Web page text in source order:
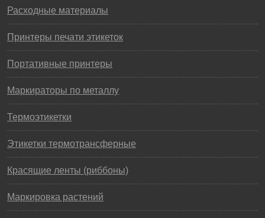
Расходные материалы
Принтеры печати этикеток
Портативные принтеры
Маркираторы по металлу
Термоэтикетки
Этикетки термотрансферные
Красящие ленты (риббоны)
Маркировка растений